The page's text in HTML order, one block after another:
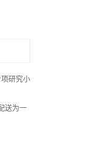
研究小
送为一